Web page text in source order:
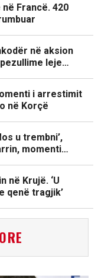
Francë. 420
në aksion
leje…
i arrestimit
në Korçë
u trembni’,
momenti…
në Krujë. ‘U
qenë tragjik’